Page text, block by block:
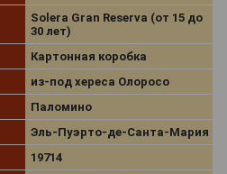
Solera Gran Reserva (от 15 до
30 лет)
Картонная коробка
из-под хереса Олоросо
Паломино
Эль‑Пуэрто‑де‑Санта‑Мария
19714